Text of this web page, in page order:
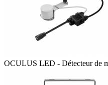
OCULUS LED - Détecteur de